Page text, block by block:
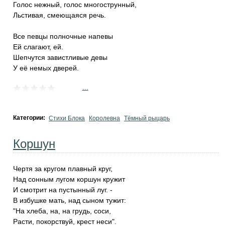
Голос нежный, голос многострунный,
Льстивая, смеющаяся речь.
Все певцы полночные напевы
Ей слагают, ей.
Шепчутся завистливые девы
У её немых дверей.
Категории: Стихи Блока Королевна Тёмный рыцарь
Коршун
Чертя за кругом плавный круг,
Над сонным лугом коршун кружит
И смотрит на пустынный луг. -
В избушке мать, над сыном тужит:
"На хлеба, на, на грудь, соси,
Расти, покорствуй, крест неси".